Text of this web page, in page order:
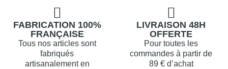
FABRICATION 100%
FRANÇAISE
Tous nos articles sont
fabriqués
artisanalement en
LIVRAISON 48H
OFFERTE
Pour toutes les
commandes à partir de
89 € d’achat